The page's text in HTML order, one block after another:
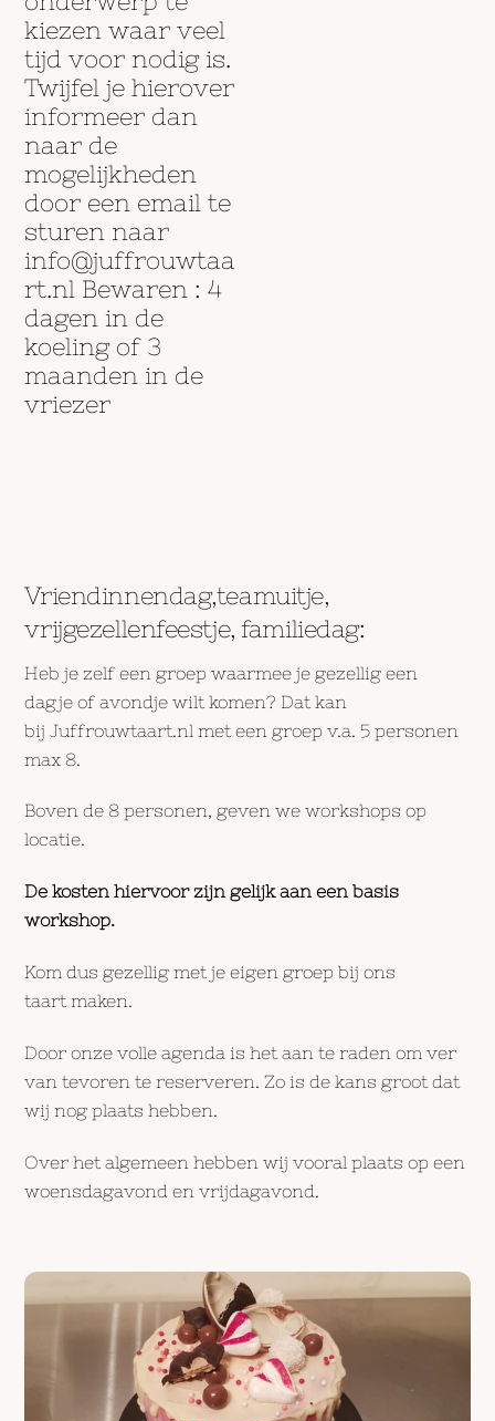
kiezen waar veel
tijd voor nodig is.
Twijfel je hierover
informeer dan
naar de
mogelijkheden
door een email te
sturen naar
info@juffrouwtaa
rt.nl Bewaren : 4
dagen in de
koeling of 3
maanden in de
vriezer
Vriendinnendag,teamuitje,
vrijgezellenfeestje, familiedag:
Heb je zelf een groep waarmee je gezellig een
dagje of avondje wilt komen? Dat kan
bij Juffrouwtaart.nl met een groep v.a. 5 personen
max 8.
Boven de 8 personen, geven we workshops op
locatie.
De kosten hiervoor zijn gelijk aan een basis
workshop.
Kom dus gezellig met je eigen groep bij ons
taart maken.
Door onze volle agenda is het aan te raden om ver
van tevoren te reserveren. Zo is de kans groot dat
wij nog plaats hebben.
Over het algemeen hebben wij vooral plaats op een
woensdagavond en vrijdagavond.